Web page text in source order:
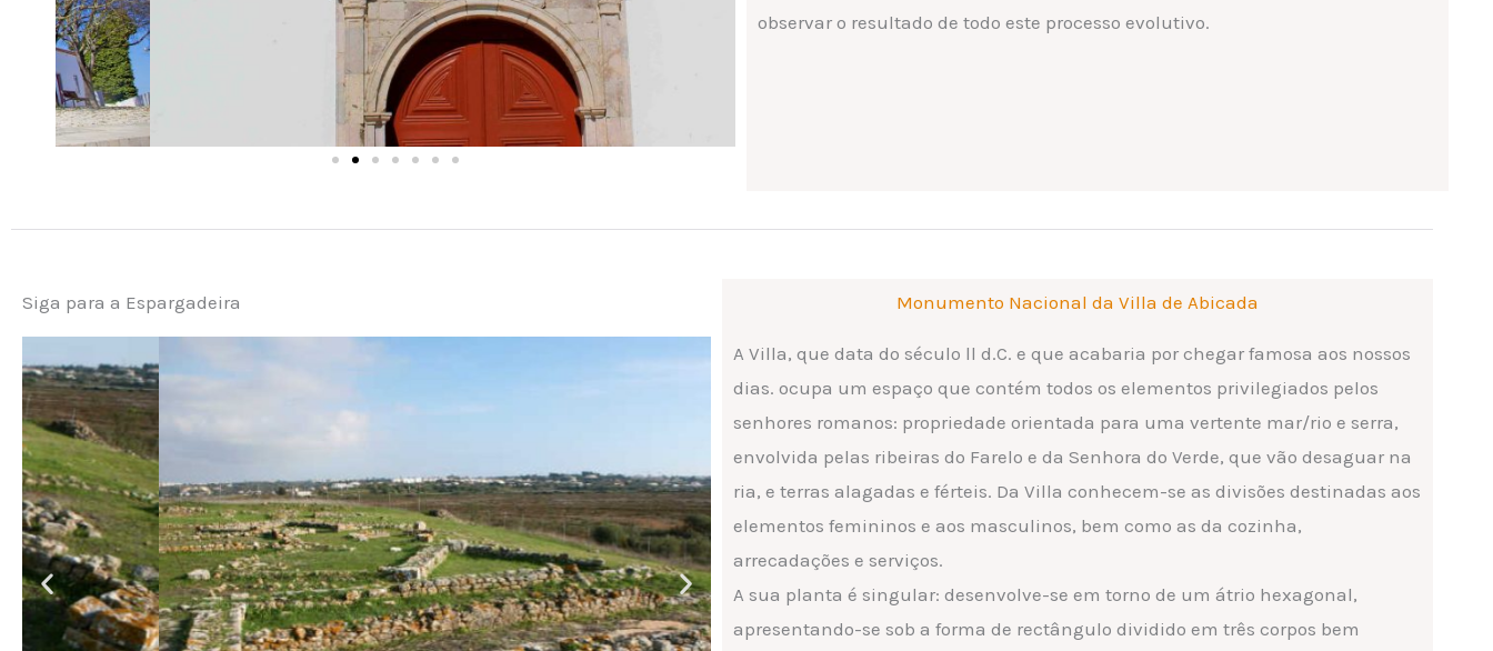
observar o resultado de todo este processo evolutivo.
Siga para a Espargadeira Monumento Nacional da Villa de Abicada
A Villa, que data do século ll d.C. e que acabaria por chegar famosa aos nossos
dias. ocupa um espaço que contém todos os elementos privilegiados pelos
senhores romanos: propriedade orientada para uma vertente mar/rio e serra,
envolvida pelas ribeiras do Farelo e da Senhora do Verde, que vão desaguar na
ria, e terras alagadas e férteis. Da Villa conhecem-se as divisões destinadas aos
elementos femininos e aos masculinos, bem como as da cozinha,
arrecadações e serviços.
A sua planta é singular: desenvolve-se em torno de um átrio hexagonal,
apresentando-se sob a forma de rectângulo dividido em três corpos bem